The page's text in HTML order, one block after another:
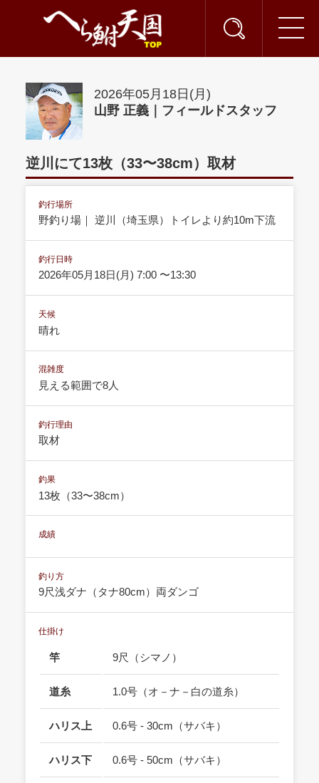
2026年05月18日(月)
山野 正義｜フィールドスタッフ
逆川にて13枚（33〜38cm）取材
釣行場所
野釣り場｜ 逆川（埼玉県）トイレより約10m下流
釣行日時
2026年05月18日(月) 7:00 〜13:30
天候
晴れ
混雑度
見える範囲で8人
釣行理由
取材
釣果
13枚（33〜38cm）
成績
釣り方
9尺浅ダナ（タナ80cm）両ダンゴ
仕掛け
竿 9尺（シマノ）
道糸 1.0号（オ－ナ－白の道糸）
ハリス上 0.6号 - 30cm（サバキ）
ハリス下 0.6号 - 50cm（サバキ）